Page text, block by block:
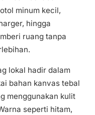
minum kecil,
hingga
ruang tanpa
lokal hadir dalam
bahan kanvas tebal
menggunakan kulit
seperti hitam,